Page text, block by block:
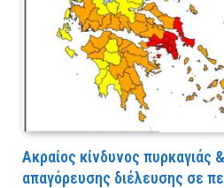
Ακραίος κίνδυνος πυρκαγιάς
απαγόρευσης διέλευσης σε